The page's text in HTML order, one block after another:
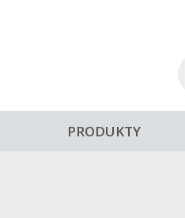
PRODUKTY